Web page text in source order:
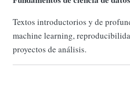
Textos introductorios y de
machine learning,
proyectos de análisis.